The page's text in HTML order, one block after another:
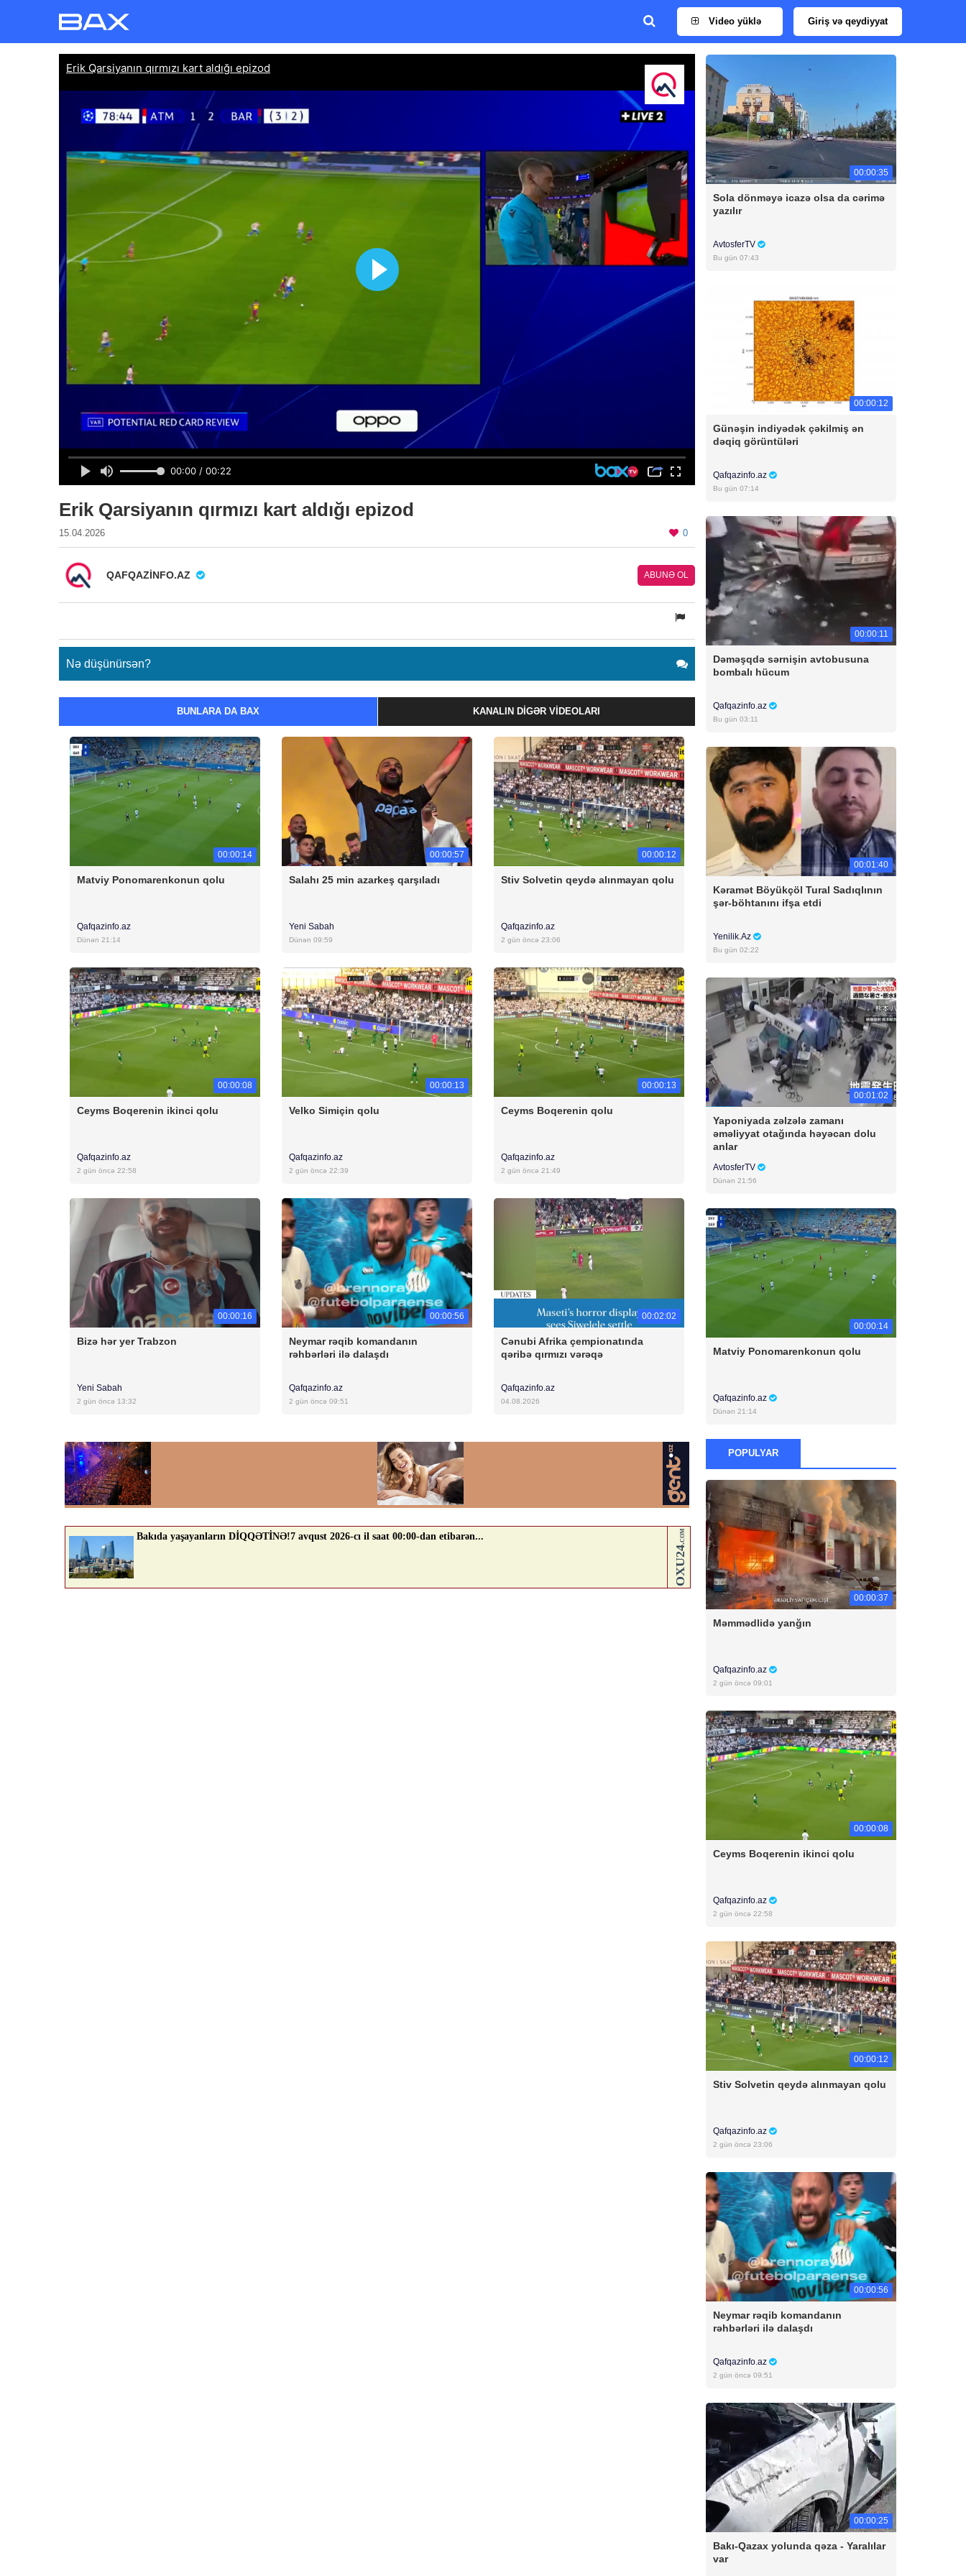
Video yüklə Giriş və qeydiyyat
Erik Qarsiyanın qırmızı kart aldığı epizod
15.04.2026 0
QAFQAZINFO.AZ ABUNƏ OL
Nə düşünürsən?
BUNLARA DA BAX KANALIN DIGƏR VIDEOLARI
00:00:14
Matviy Ponomarenkonun qolu
Qafqazinfo.az
Dünən 21:14
00:00:57
Salahı 25 min azarkeş qarşıladı
Yeni Sabah
Dünən 09:59
00:00:12
Stiv Solvetin qeydə alınmayan qolu
Qafqazinfo.az
2 gün öncə 23:06
00:00:08
Ceyms Boqerenin ikinci qolu
Qafqazinfo.az
2 gün öncə 22:58
00:00:13
Velko Simiçin qolu
Qafqazinfo.az
2 gün öncə 22:39
00:00:13
Ceyms Boqerenin qolu
Qafqazinfo.az
2 gün öncə 21:49
00:00:16
Bizə hər yer Trabzon
Yeni Sabah
2 gün öncə 13:32
00:00:56
Neymar rəqib komandanın
rəhbərləri ilə dalaşdı
Qafqazinfo.az
2 gün öncə 09:51
00:02:02
Cənubi Afrika çempionatında
qəribə qırmızı vərəqə
Qafqazinfo.az
04.08.2026
00:00:35
Sola dönməyə icazə olsa da cərimə
yazılır
AvtosferTV
Bu gün 07:43
00:00:12
Günəşin indiyədək çəkilmiş ən
dəqiq görüntüləri
Qafqazinfo.az
Bu gün 07:14
00:00:11
Dəməşqdə sərnişin avtobusuna
bombalı hücum
Qafqazinfo.az
Bu gün 03:11
00:01:40
Kəramət Böyükçöl Tural Sadıqlının
şər-böhtanını ifşa etdi
Yenilik.Az
Bu gün 02:22
00:01:02
Yaponiyada zəlzələ zamanı
əməliyyat otağında həyəcan dolu
anlar
AvtosferTV
Dünən 21:56
00:00:14
Matviy Ponomarenkonun qolu
Qafqazinfo.az
Dünən 21:14
POPULYAR
00:00:37
Məmmədlidə yanğın
Qafqazinfo.az
2 gün öncə 09:01
00:00:08
Ceyms Boqerenin ikinci qolu
Qafqazinfo.az
2 gün öncə 22:58
00:00:12
Stiv Solvetin qeydə alınmayan qolu
Qafqazinfo.az
2 gün öncə 23:06
00:00:56
Neymar rəqib komandanın
rəhbərləri ilə dalaşdı
Qafqazinfo.az
2 gün öncə 09:51
00:00:25
Bakı-Qazax yolunda qəza - Yaralılar
var